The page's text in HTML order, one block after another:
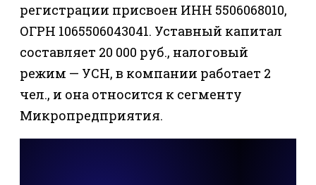
регистрации присвоен ИНН 5506068010,
ОГРН 1065506043041. Уставный капитал
составляет 20 000 руб., налоговый
режим — УСН, в компании работает 2
чел., и она относится к сегменту
Микропредприятия.